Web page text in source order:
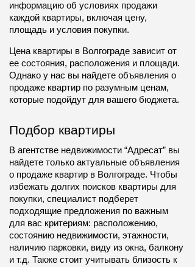
информацию об условиях продажи
каждой квартиры, включая цену,
площадь и условия покупки.
Цена квартиры в Волгограде зависит от
ее состояния, расположения и площади.
Однако у нас вы найдете объявления о
продаже квартир по разумным ценам,
которые подойдут для вашего бюджета.
Подбор квартиры
В агентстве недвижимости “Адресат” вы
найдете только актуальные объявления
о продаже квартир в Волгограде. Чтобы
избежать долгих поисков квартиры для
покупки, специалист подберет
подходящие предложения по важным
для вас критериям: расположению,
состоянию недвижимости, этажности,
наличию парковки, виду из окна, балкону
и т.д. Также стоит учитывать близость к